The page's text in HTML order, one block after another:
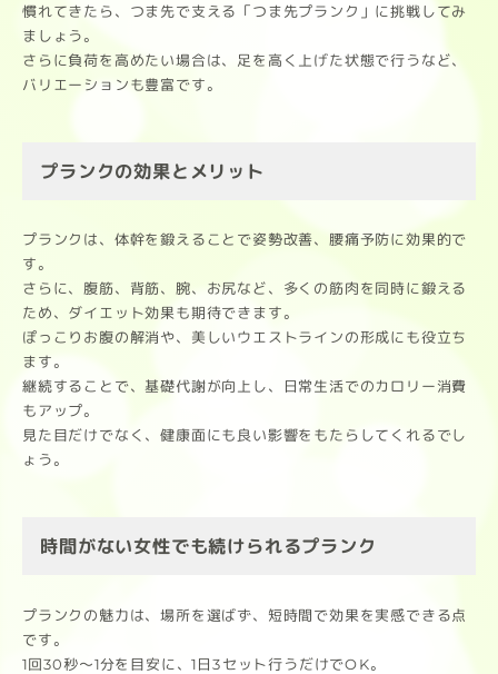
慣れてきたら、つま先で支える「つま先プランク」に挑戦してみ
ましょう。
さらに負荷を高めたい場合は、足を高く上げた状態で行うなど、
バリエーションも豊富です。
プランクの効果とメリット
プランクは、体幹を鍛えることで姿勢改善、腰痛予防に効果的で
す。
さらに、腹筋、背筋、腕、お尻など、多くの筋肉を同時に鍛える
ため、ダイエット効果も期待できます。
ぽっこりお腹の解消や、美しいウエストラインの形成にも役立ち
ます。
継続することで、基礎代謝が向上し、日常生活でのカロリー消費
もアップ。
見た目だけでなく、健康面にも良い影響をもたらしてくれるでし
ょう。
時間がない女性でも続けられるプランク
プランクの魅力は、場所を選ばず、短時間で効果を実感できる点
です。
1回30秒〜1分を目安に、1日3セット行うだけでOK。